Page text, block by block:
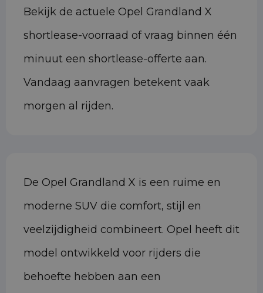
Bekijk de actuele Opel Grandland X
shortlease-voorraad of vraag binnen één
minuut een shortlease-offerte aan.
Vandaag aanvragen betekent vaak
morgen al rijden.
De Opel Grandland X is een ruime en
moderne SUV die comfort, stijl en
veelzijdigheid combineert. Opel heeft dit
model ontwikkeld voor rijders die
behoefte hebben aan een